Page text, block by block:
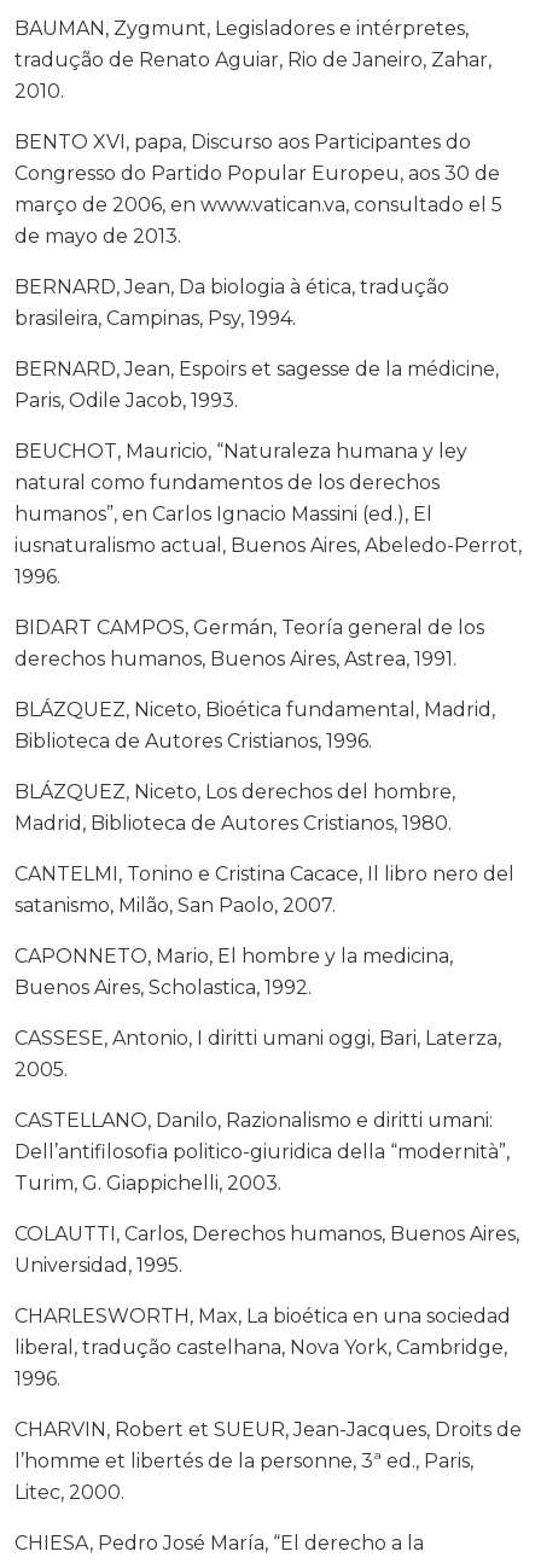
BAUMAN, Zygmunt, Legisladores e intérpretes,
tradução de Renato Aguiar, Rio de Janeiro, Zahar,
2010.
BENTO XVI, papa, Discurso aos Participantes do
Congresso do Partido Popular Europeu, aos 30 de
março de 2006, en www.vatican.va, consultado el 5
de mayo de 2013.
BERNARD, Jean, Da biologia à ética, tradução
brasileira, Campinas, Psy, 1994.
BERNARD, Jean, Espoirs et sagesse de la médicine,
Paris, Odile Jacob, 1993.
BEUCHOT, Mauricio, “Naturaleza humana y ley
natural como fundamentos de los derechos
humanos”, en Carlos Ignacio Massini (ed.), El
iusnaturalismo actual, Buenos Aires, Abeledo-Perrot,
1996.
BIDART CAMPOS, Germán, Teoría general de los
derechos humanos, Buenos Aires, Astrea, 1991.
BLÁZQUEZ, Niceto, Bioética fundamental, Madrid,
Biblioteca de Autores Cristianos, 1996.
BLÁZQUEZ, Niceto, Los derechos del hombre,
Madrid, Biblioteca de Autores Cristianos, 1980.
CANTELMI, Tonino e Cristina Cacace, Il libro nero del
satanismo, Milão, San Paolo, 2007.
CAPONNETO, Mario, El hombre y la medicina,
Buenos Aires, Scholastica, 1992.
CASSESE, Antonio, I diritti umani oggi, Bari, Laterza,
2005.
CASTELLANO, Danilo, Razionalismo e diritti umani:
Dell’antifilosofia politico-giuridica della “modernità”,
Turim, G. Giappichelli, 2003.
COLAUTTI, Carlos, Derechos humanos, Buenos Aires,
Universidad, 1995.
CHARLESWORTH, Max, La bioética en una sociedad
liberal, tradução castelhana, Nova York, Cambridge,
1996.
CHARVIN, Robert et SUEUR, Jean-Jacques, Droits de
l’homme et libertés de la personne, 3ª ed., Paris,
Litec, 2000.
CHIESA, Pedro José María, “El derecho a la